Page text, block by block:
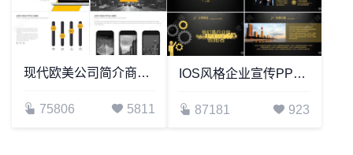
现代欧美公司简介商务宣传PPT产品介绍PPT模板
75806 5811
IOS风格企业宣传PPT模板产品简介PPT模板
87181 923